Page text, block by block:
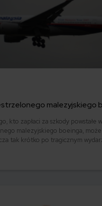
malezyjskiego
kto zapłaci za szkody powstałe
malezyjskiego boeinga, może
tak krótko po tragicznym